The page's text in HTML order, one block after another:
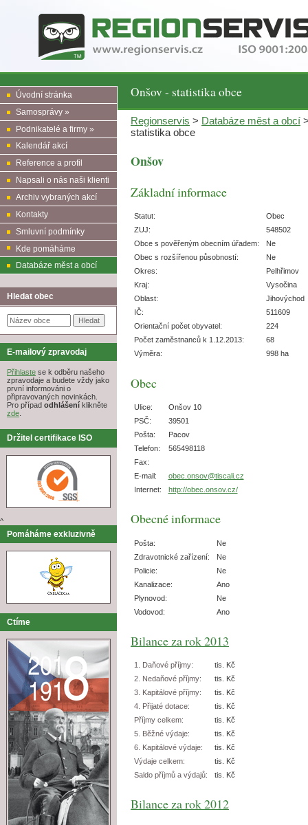
Onšov - statistika obce
Úvodní stránka
Samosprávy »
Podnikatelé a firmy »
Kalendář akcí
Reference a profil
Napsali o nás naši klienti
Archiv vybraných akcí
Kontakty
Smluvní podmínky
Kde pomáháme
Databáze měst a obcí
Hledat obec
E-mailový zpravodaj
Přihlaste se k odběru našeho
zpravodaje a budete vždy jako
první informováni o
připravovaných novinkách.
Pro případ odhlášení klikněte
zde.
Držitel certifikace ISO
^
Pomáháme exkluzivně
Ctíme
Regionservis > Databáze měst a obcí
statistika obce
Onšov
Základní informace
Statut:
Obec
ZUJ:
548502
Obce s pověřeným obecním úřadem:
Ne
Obec s rozšířenou působností:
Ne
Okres:
Pelhřimov
Kraj:
Vysočina
Oblast:
Jihovýchod
IČ:
511609
Orientační počet obyvatel:
224
Počet zaměstnanců k 1.12.2013:
68
Výměra:
998 ha
Obec
Ulice:
Onšov 10
PSČ:
39501
Pošta:
Pacov
Telefon:
565498118
Fax:
E-mail:
obec.onsov@tiscali.cz
Internet:
http://obec.onsov.cz/
Obecné informace
Pošta:
Ne
Zdravotnické zařízení:
Ne
Policie:
Ne
Kanalizace:
Ano
Plynovod:
Ne
Vodovod:
Ano
Bilance za rok 2013
1. Daňové příjmy:
tis. Kč
2. Nedaňové příjmy:
tis. Kč
3. Kapitálové příjmy:
tis. Kč
4. Přijaté dotace:
tis. Kč
Příjmy celkem:
tis. Kč
5. Běžné výdaje:
tis. Kč
6. Kapitálové výdaje:
tis. Kč
Výdaje celkem:
tis. Kč
Saldo příjmů a výdajů:
tis. Kč
Bilance za rok 2012